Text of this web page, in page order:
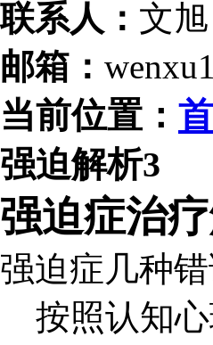
联系人： 文旭
邮箱：
当前位置：
强迫解析3
强迫症治
强迫症几种
按照认知